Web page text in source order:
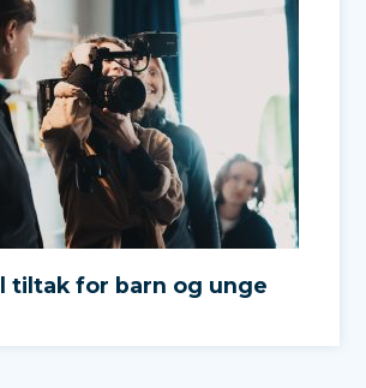
tiltak for barn og unge